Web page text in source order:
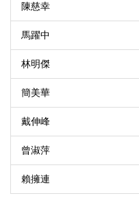
陳慈幸
馬躍中
林明傑
簡美華
戴伸峰
曾淑萍
賴擁連